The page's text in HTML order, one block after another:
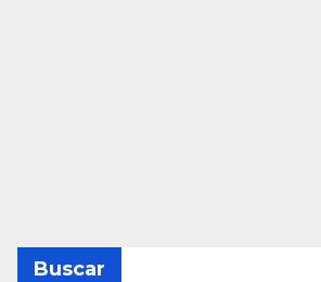
Buscar